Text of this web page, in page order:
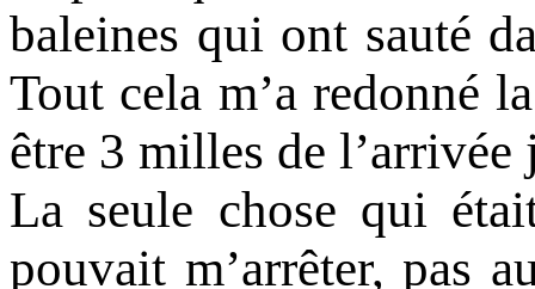
baleines qui ont sauté
Tout cela m’a redonné
être 3 milles de l’arrivée
La seule chose qui
pouvait m’arrêter, pas